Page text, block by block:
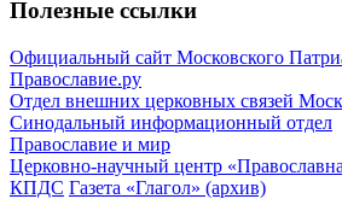
Полезные ссылки
Официальный сайт Московского
Православие.ру
Отдел внешних церковных связей
Синодальный информационный отдел
Православие и мир
Церковно-научный центр
КПДС Газета «Глагол» (архив)